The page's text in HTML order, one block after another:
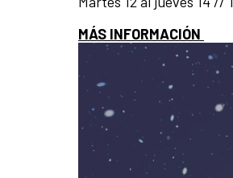
MÁS INFORMACIÓN